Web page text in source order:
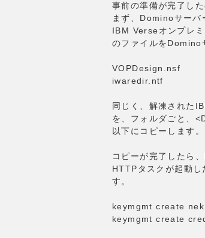
事前の準備が完了し
まず、Dominoサーバ
IBM Verseオンプレ
のファイルをDomino
VOPDesign.nsf
iwaredir.ntf
同じく、解凍された
を、フォルダごと、
以下にコピーします。
コピーが完了したら
HTTPタスクが起動
す。
keymgmt create
keymgmt create